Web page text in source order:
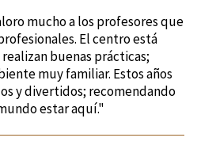
mucho a los profesores que
El centro está
buenas prácticas;
muy familiar. Estos años
y divertidos; recomendando
estar aquí."